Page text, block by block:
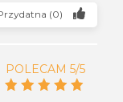
(0)
POLECAM 5/5